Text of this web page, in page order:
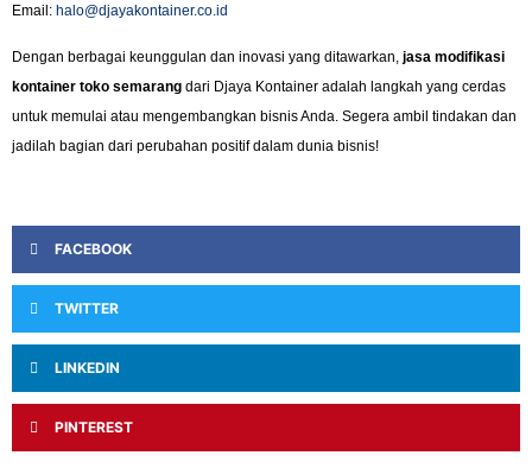
Email: halo@djayakontainer.co.id
Dengan berbagai keunggulan dan inovasi yang ditawarkan, jasa modifikasi
kontainer toko semarang dari Djaya Kontainer adalah langkah yang cerdas
untuk memulai atau mengembangkan bisnis Anda. Segera ambil tindakan dan
jadilah bagian dari perubahan positif dalam dunia bisnis!
FACEBOOK
TWITTER
LINKEDIN
PINTEREST